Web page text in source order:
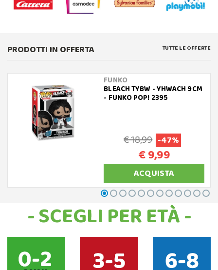
PRODOTTI IN OFFERTA TUTTE LE OFFERTE
FUNKO
BLEACH TYBW - YHWACH 9CM
- FUNKO POP! 2395
€ 18,99 -47%
€ 9,99
ACQUISTA
- SCEGLI PER ETÀ -